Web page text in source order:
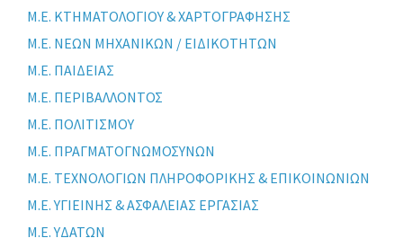
Μ.Ε. ΚΤΗΜΑΤΟΛΟΓΙΟΥ & ΧΑΡΤΟΓΡΑΦΗΣΗΣ
Μ.Ε. ΝΕΩΝ ΜΗΧΑΝΙΚΩΝ / ΕΙΔΙΚΟΤΗΤΩΝ
Μ.Ε. ΠΑΙΔΕΙΑΣ
Μ.Ε. ΠΕΡΙΒΑΛΛΟΝΤΟΣ
Μ.Ε. ΠΟΛΙΤΙΣΜΟΥ
Μ.Ε. ΠΡΑΓΜΑΤΟΓΝΩΜΟΣΥΝΩΝ
Μ.Ε. ΤΕΧΝΟΛΟΓΙΩΝ ΠΛΗΡΟΦΟΡΙΚΗΣ & ΕΠΙΚΟΙΝΩΝΙΩΝ
Μ.Ε. ΥΓΙΕΙΝΗΣ & ΑΣΦΑΛΕΙΑΣ ΕΡΓΑΣΙΑΣ
Μ.Ε. ΥΔΑΤΩΝ